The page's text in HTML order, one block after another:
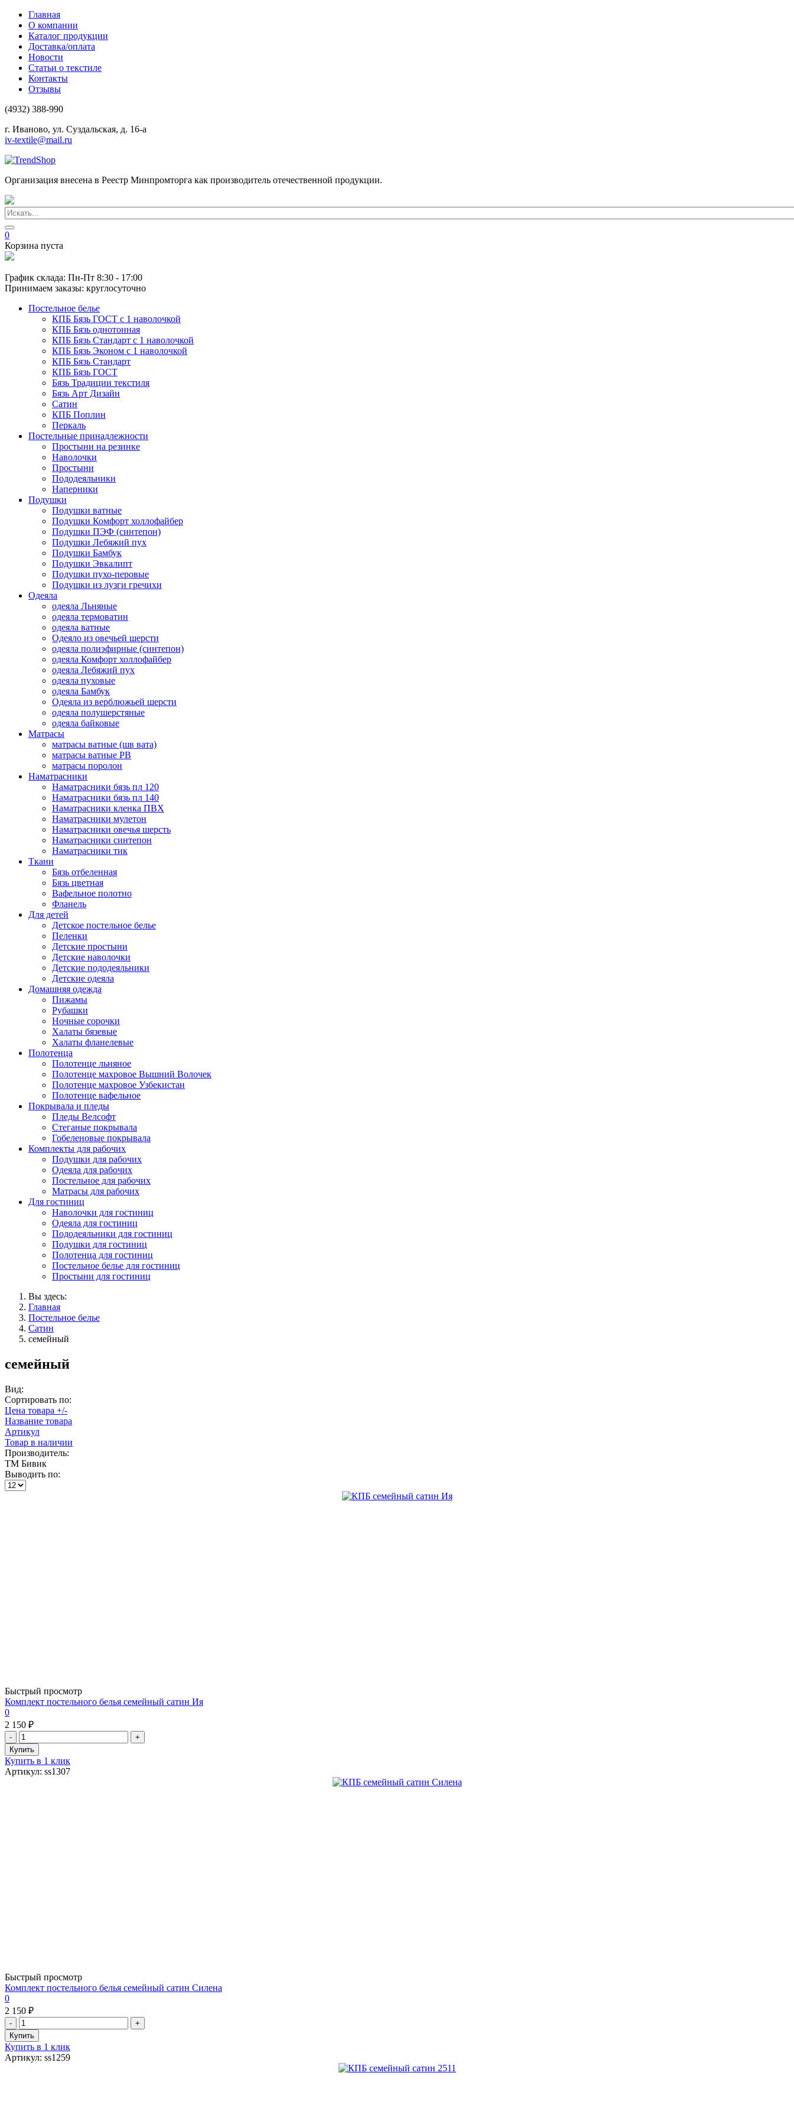
Главная
О компании
Каталог продукции
Доставка/оплата
Новости
Статьи о текстиле
Контакты
Отзывы
(4932) 388-990
г. Иваново, ул. Суздальская, д. 16-а
iv-textile@mail.ru
Организация внесена в Реестр Минпромторга как производитель отечественной продукции.
0
Корзина пуста
График склада: Пн-Пт 8:30 - 17:00
Принимаем заказы: круглосуточно
Постельное белье
КПБ Бязь ГОСТ c 1 наволочкой
КПБ Бязь однотонная
КПБ Бязь Стандарт c 1 наволочкой
КПБ Бязь Эконом с 1 наволочкой
КПБ Бязь Стандарт
КПБ Бязь ГОСТ
Бязь Традиции текстиля
Бязь Арт Дизайн
Сатин
КПБ Поплин
Перкаль
Постельные принадлежности
Простыни на резинке
Наволочки
Простыни
Пододеяльники
Наперники
Подушки
Подушки ватные
Подушки Комфорт холлофайбер
Подушки ПЭФ (синтепон)
Подушки Лебяжий пух
Подушки Бамбук
Подушки Эвкалипт
Подушки пухо-перовые
Подушки из лузги гречихи
Одеяла
одеяла Льняные
одеяла термоватин
одеяла ватные
Одеяло из овечьей шерсти
одеяла полиэфирные (синтепон)
одеяла Комфорт холлофайбер
одеяла Лебяжий пух
одеяла пуховые
одеяла Бамбук
Одеяла из верблюжьей шерсти
одеяла полушерстяные
одеяла байковые
Матрасы
матрасы ватные (шв вата)
матрасы ватные РВ
матрасы поролон
Наматрасники
Наматрасники бязь пл 120
Наматрасники бязь пл 140
Наматрасники кленка ПВХ
Наматрасники мулетон
Наматрасники овечья шерсть
Наматрасники синтепон
Наматрасники тик
Ткани
Бязь отбеленная
Бязь цветная
Вафельное полотно
Фланель
Для детей
Детское постельное белье
Пеленки
Детские простыни
Детские наволочки
Детские пододеяльники
Детские одеяла
Домашняя одежда
Пижамы
Рубашки
Ночные сорочки
Халаты бязевые
Халаты фланелевые
Полотенца
Полотенце льняное
Полотенце махровое Вышний Волочек
Полотенце махровое Узбекистан
Полотенце вафельное
Покрывала и пледы
Пледы Велсофт
Стеганые покрывала
Гобеленовые покрывала
Комплекты для рабочих
Подушки для рабочих
Одеяла для рабочих
Постельное для рабочих
Матрасы для рабочих
Для гостиниц
Наволочки для гостиниц
Одеяла для гостиниц
Пододеяльники для гостиниц
Подушки для гостиниц
Полотенца для гостиниц
Постельное белье для гостиниц
Простыни для гостиниц
Вы здесь:
Главная
Постельное белье
Сатин
семейный
семейный
Вид:
Сортировать по:
Цена товара +/-
Название товара
Артикул
Товар в наличии
Производитель:
ТМ Бивик
Выводить по:
Быстрый просмотр
Комплект постельного белья семейный сатин Ия
0
2 150 ₽
Купить в 1 клик
Артикул: ss1307
Быстрый просмотр
Комплект постельного белья семейный сатин Силена
0
2 150 ₽
Купить в 1 клик
Артикул: ss1259